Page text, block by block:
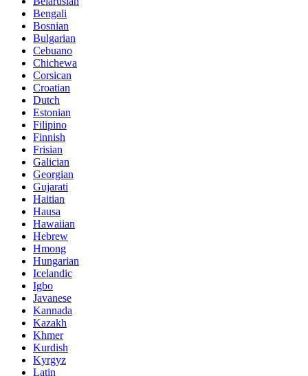
Bengali
Bosnian
Bulgarian
Cebuano
Chichewa
Corsican
Croatian
Dutch
Estonian
Filipino
Finnish
Frisian
Galician
Georgian
Gujarati
Haitian
Hausa
Hawaiian
Hebrew
Hmong
Hungarian
Icelandic
Igbo
Javanese
Kannada
Kazakh
Khmer
Kurdish
Kyrgyz
Latin